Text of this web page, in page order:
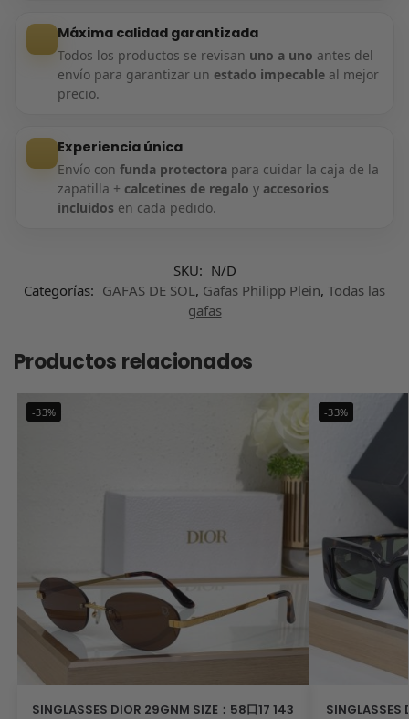
Máxima calidad garantizada
Todos los productos se revisan uno a uno antes del
envío para garantizar un estado impecableal mejor
precio.
Experiencia única
Envío con funda protectorapara cuidar la caja de la
zapatilla + calcetines de regalo y accesorios
incluidos en cada pedido.
SKU: N/D
Categorías: GAFAS DE SOL, Gafas Philipp Plein, Todas las
gafas
Productos relacionados
-33%
SINGLASSES DIOR 29GNM SIZE：58口17 143
-33%
SINGLASSES